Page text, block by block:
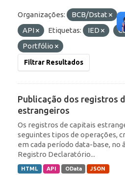
Organizações: BCB/Dstat
API
Etiquetas: IED
Portfólio
Filtrar Resultados
Publicação dos registros
estrangeiros
Os registros de capitais
seguintes tipos de operações,
em cada período data-base, no
Registro Declaratório...
HTML API OData JSON